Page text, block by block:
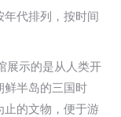
代排列，按时间
展示的是从人类开
鲜半岛的三国时
止的文物，便于游